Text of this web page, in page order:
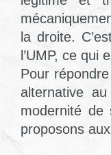
la droite.
l’UMP, ce qui
Pour
alternative
modernité de
proposons